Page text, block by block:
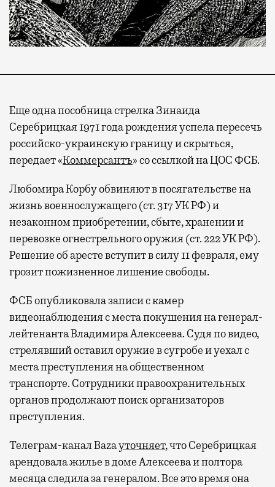
Еще одна пособница стрелка Зинаида
Серебрицкая 1971 года рождения успела пересечь
российско-украинскую границу и скрыться,
передает «Коммерсантъ» со ссылкой на ЦОС ФСБ.
Любомира Корбу обвиняют в посягательстве на
жизнь военнослужащего (ст. 317 УК РФ) и
незаконном приобретении, сбыте, хранении и
перевозке огнестрельного оружия (ст. 222 УК РФ).
Решение об аресте вступит в силу 11 февраля, ему
грозит пожизненное лишение свободы.
ФСБ опубликовала записи с камер
видеонаблюдения с места покушения на генерал-
лейтенанта Владимира Алексеева. Судя по видео,
стрелявший оставил оружие в сугробе и уехал с
места преступления на общественном
транспорте. Сотрудники правоохранительных
органов продолжают поиск организаторов
преступления.
Телеграм-канал Bazaуточняет, что Серебрицкая
арендовала жилье в доме Алексеева и полтора
месяца следила за генералом. Все это время она